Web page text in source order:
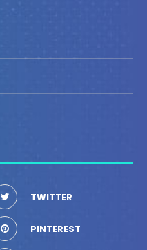
TWITTER
PINTEREST